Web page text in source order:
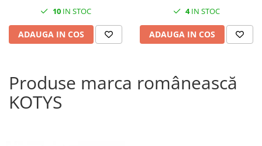
10IN STOC
ADAUGA IN COS
4IN STOC
ADAUGA IN COS
Produse marca românească
KOTYS